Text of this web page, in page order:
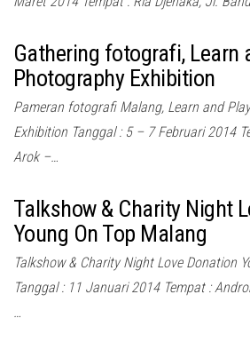
Gathering fotografi, Learn
Photography Exhibition
Pameran fotografi Malang, Learn and
Exhibition Tanggal : 5 – 7 Februari 2014
Arok –…
Talkshow & Charity Night
Young On Top Malang
Talkshow & Charity Night Love Donation
Tanggal : 11 Januari 2014 Tempat :
…